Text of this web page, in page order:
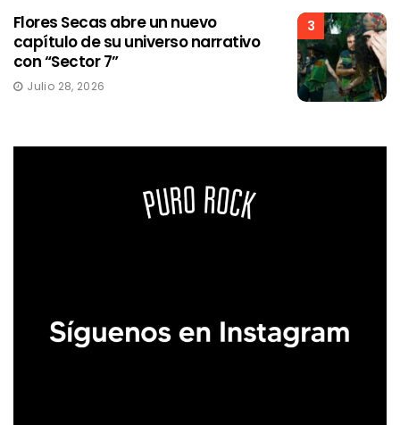
3
Flores Secas abre un nuevo
capítulo de su universo narrativo
con “Sector 7”
Julio 28, 2026